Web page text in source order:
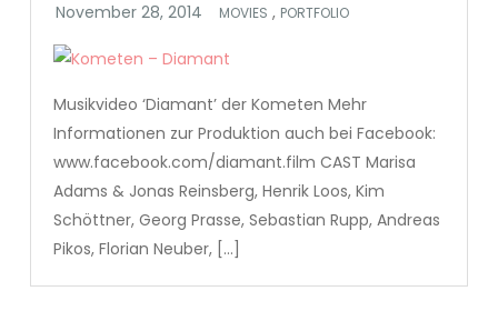
MOVIES , PORTFOLIO
Musikvideo ‘Diamant’ der Kometen Mehr
Informationen zur Produktion auch bei Facebook:
www.facebook.com/diamant.film CAST Marisa
Adams & Jonas Reinsberg, Henrik Loos, Kim
Schöttner, Georg Prasse, Sebastian Rupp, Andreas
Pikos, Florian Neuber, […]